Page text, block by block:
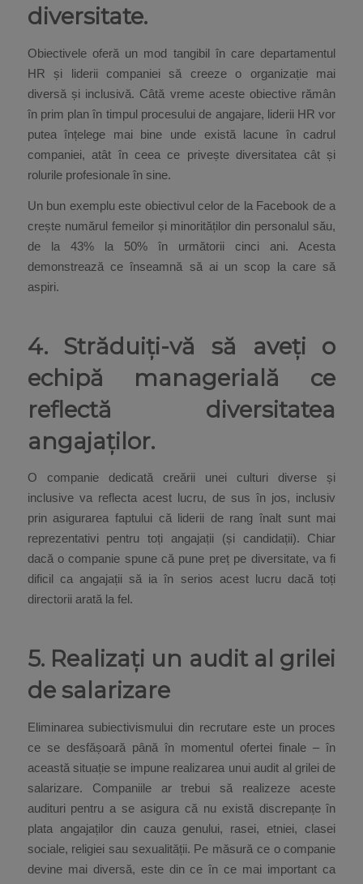
diversitate.
Obiectivele oferă un mod tangibil în care departamentul
HR și liderii companiei să creeze o organizație mai
diversă și inclusivă. Câtă vreme aceste obiective rămân
în prim plan în timpul procesului de angajare, liderii HR vor
putea înțelege mai bine unde există lacune în cadrul
companiei, atât în ceea ce privește diversitatea cât și
rolurile profesionale în sine.
Un bun exemplu este obiectivul celor de la Facebook de a
crește numărul femeilor și minorităților din personalul său,
de la 43% la 50% în următorii cinci ani. Acesta
demonstrează ce înseamnă să ai un scop la care să
aspiri.
4. Străduiți-vă să aveți o
echipă managerială ce
reflectă diversitatea
angajaților.
O companie dedicată creării unei culturi diverse și
inclusive va reflecta acest lucru, de sus în jos, inclusiv
prin asigurarea faptului că liderii de rang înalt sunt mai
reprezentativi pentru toți angajații (și candidații). Chiar
dacă o companie spune că pune preț pe diversitate, va fi
dificil ca angajații să ia în serios acest lucru dacă toți
directorii arată la fel.
5. Realizați un audit al grilei
de salarizare
Eliminarea subiectivismului din recrutare este un proces
ce se desfășoară până în momentul ofertei finale – în
această situație se impune realizarea unui audit al grilei de
salarizare. Companiile ar trebui să realizeze aceste
audituri pentru a se asigura că nu există discrepanțe în
plata angajaților din cauza genului, rasei, etniei, clasei
sociale, religiei sau sexualității. Pe măsură ce o companie
devine mai diversă, este din ce în ce mai important ca